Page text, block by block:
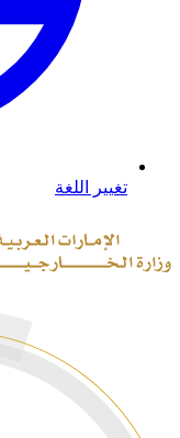
تغيير اللغة